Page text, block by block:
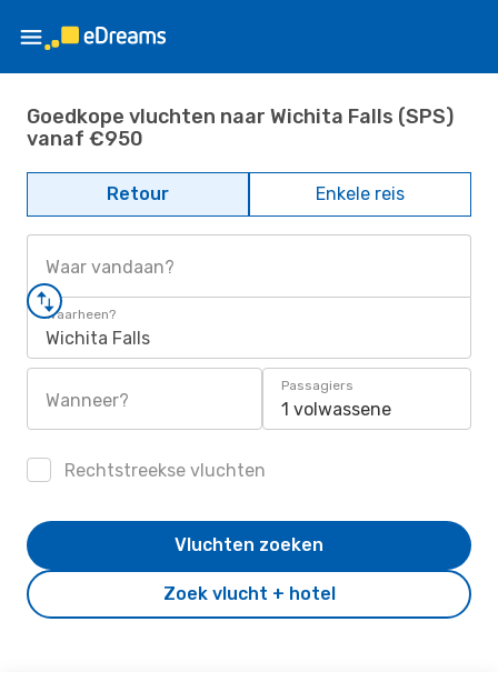
Goedkope vluchten naar Wichita Falls (SPS)
vanaf €950
Retour Enkele reis
Waar vandaan?
Waarheen?
Wichita Falls
Wanneer?
Passagiers
1 volwassene
Rechtstreekse vluchten
Zoek vlucht + hotel
Vluchten zoeken